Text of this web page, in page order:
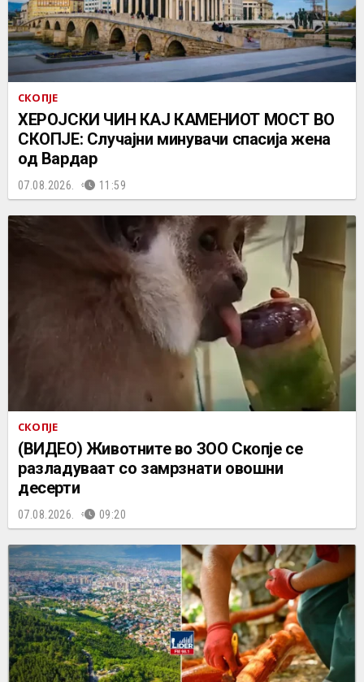
СКОПЈЕ
ХЕРОЈСКИ ЧИН КАЈ КАМЕНИОТ МОСТ ВО
СКОПЈЕ: Случајни минувачи спасија жена
од Вардар
07.08.2026. 11:59
СКОПЈЕ
(ВИДЕО) Животните во ЗОО Скопје се
разладуваат со замрзнати овошни
десерти
07.08.2026. 09:20